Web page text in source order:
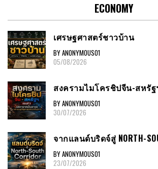
ECONOMY
เศรษฐศาสตร์ชาวบ้าน
BY ANONYMOUS01
05/08/2026
สงครามไมโครชิปจีน-สหรั
BY ANONYMOUS01
30/07/2026
จากแลนด์บริดจ์สู่ NORTH-
BY ANONYMOUS01
23/07/2026